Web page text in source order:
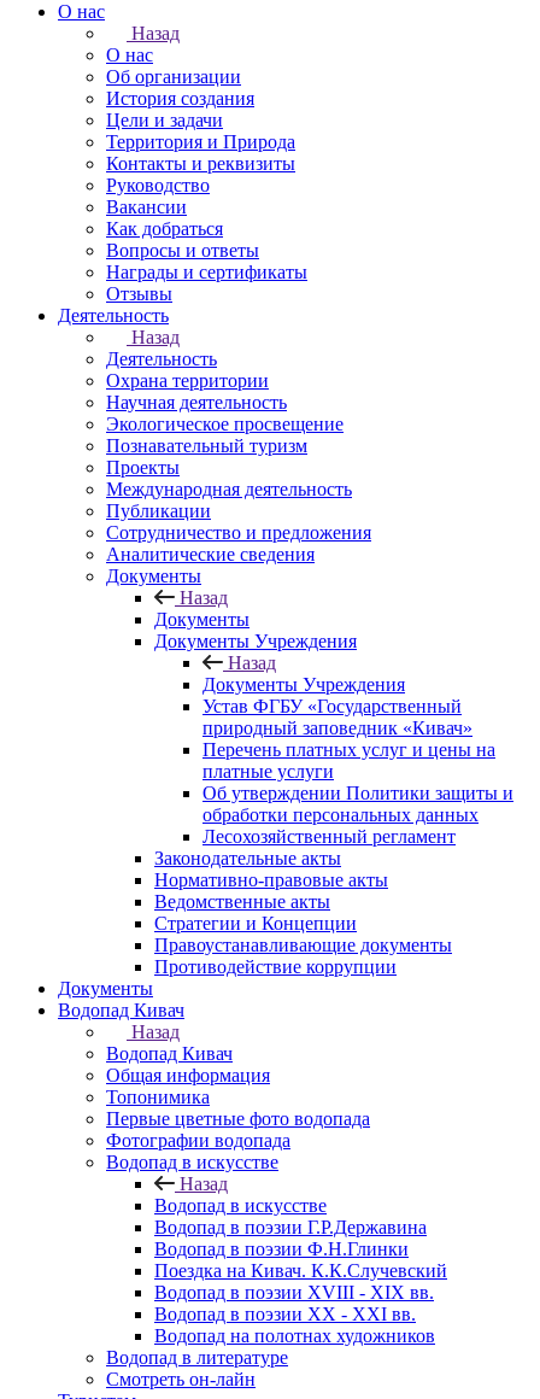
О нас
Назад
О нас
Об организации
История создания
Цели и задачи
Территория и Природа
Контакты и реквизиты
Руководство
Вакансии
Как добраться
Вопросы и ответы
Награды и сертификаты
Отзывы
Деятельность
Назад
Деятельность
Охрана территории
Научная деятельность
Экологическое просвещение
Познавательный туризм
Проекты
Международная деятельность
Публикации
Сотрудничество и предложения
Аналитические сведения
Документы
Назад
Документы
Документы Учреждения
Назад
Документы Учреждения
Устав ФГБУ «Государственный
природный заповедник «Кивач»
Перечень платных услуг и цены на
платные услуги
Об утверждении Политики защиты и
обработки персональных данных
Лесохозяйственный регламент
Законодательные акты
Нормативно-правовые акты
Ведомственные акты
Стратегии и Концепции
Правоустанавливающие документы
Противодействие коррупции
Документы
Водопад Кивач
Назад
Водопад Кивач
Общая информация
Топонимика
Первые цветные фото водопада
Фотографии водопада
Водопад в искусстве
Назад
Водопад в искусстве
Водопад в поэзии Г.Р.Державина
Водопад в поэзии Ф.Н.Глинки
Поездка на Кивач. К.К.Случевский
Водопад в поэзии XVIII - XIX вв.
Водопад в поэзии XX - XXI вв.
Водопад на полотнах художников
Водопад в литературе
Смотреть он-лайн